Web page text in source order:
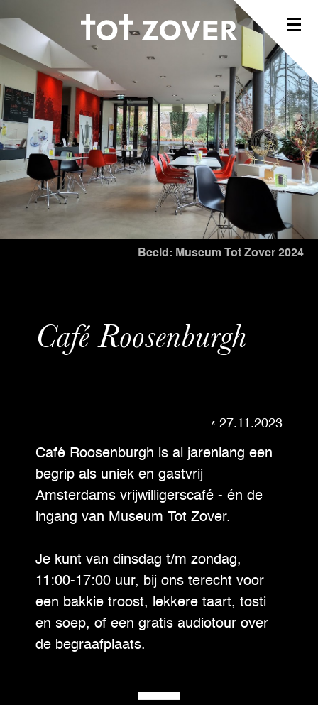
Beeld: Museum Tot Zover 2024
Café Roosenburgh
27.11.2023
Café Roosenburgh is al jarenlang een
begrip als uniek en gastvrij
Amsterdams vrijwilligerscafé - én de
ingang van Museum Tot Zover.
Je kunt van dinsdag t/m zondag,
11:00-17:00 uur, bij ons terecht voor
een bakkie troost, lekkere taart, tosti
en soep, of een gratis audiotour over
de begraafplaats.